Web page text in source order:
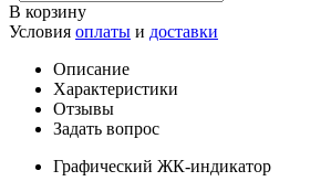
В корзину
Условия оплаты и доставки
Описание
Характеристики
Отзывы
Задать вопрос
Графический ЖК-индикатор